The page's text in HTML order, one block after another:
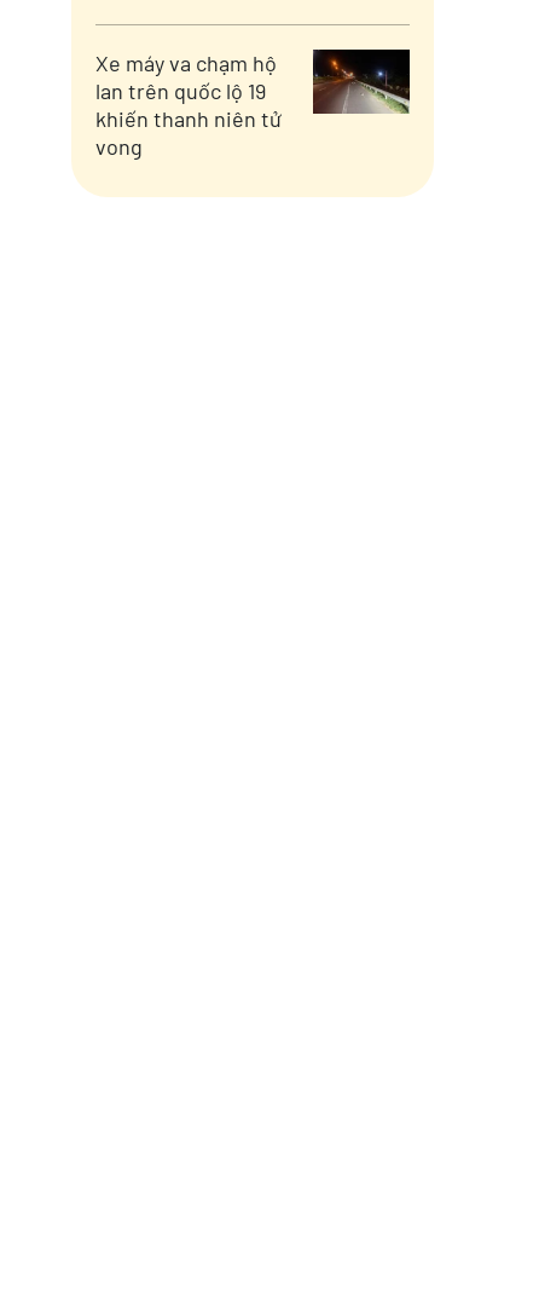
Xe máy va chạm hộ
lan trên quốc lộ 19
khiến thanh niên tử
vong